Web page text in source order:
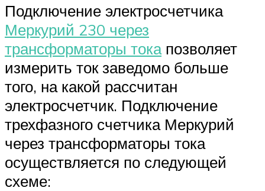
Подключение электросчетчика
Меркурий 230 через
трансформаторы токапозволяет
измерить ток заведомо больше
того, на какой рассчитан
электросчетчик. Подключение
трехфазного счетчика Меркурий
через трансформаторы тока
осуществляется по следующей
схеме: